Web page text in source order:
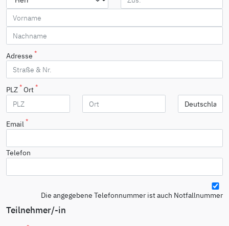
Adresse *
PLZ * Ort *
Email *
Telefon
Die angegebene Telefonnummer ist auch Notfallnummer
Teilnehmer/-in